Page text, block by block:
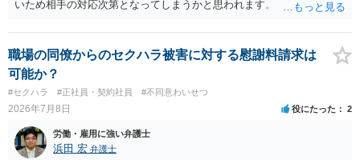
いため相手の対応次第となってしまうかと思われます。
職場の同僚からのセクハラ被害に対する慰謝料請求は
可能か？
#セクハラ #正社員・契約社員 #不同意わいせつ
2026年7月8日 役にたった 2
労働・雇用に強い弁護士
浜田 宏 弁護士